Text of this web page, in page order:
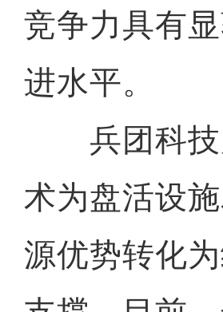
竞争力具有
进水平。
兵团科技
术为盘活设
源优势转化